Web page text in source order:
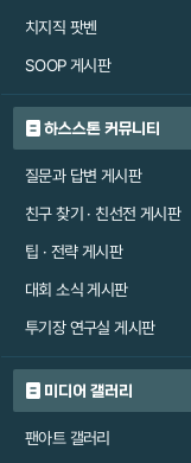
치지직 팟벤
SOOP 게시판
하스스톤 커뮤니티
질문과 답변 게시판
친구 찾기 · 친선전 게시판
팁 · 전략 게시판
대회 소식 게시판
투기장 연구실 게시판
미디어 갤러리
팬아트 갤러리